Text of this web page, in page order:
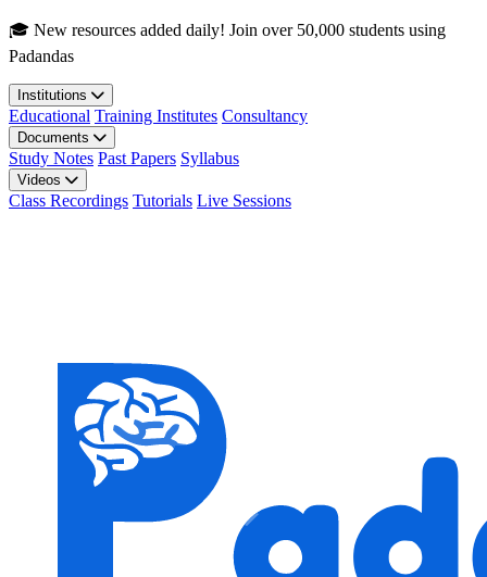
Skip to main content
🎓 New resources added daily! Join over 50,000 students using
Padandas
Institutions
Educational Training Institutes Consultancy
Documents
Study Notes Past Papers Syllabus
Videos
Class Recordings Tutorials Live Sessions